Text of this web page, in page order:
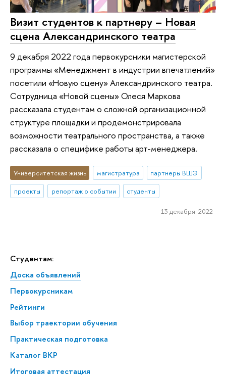
Студентам:
Доска объявлений
Первокурсникам
Рейтинги
Выбор траектории обучения
Практическая подготовка
Каталог ВКР
Итоговая аттестация
Визит студентов к партнеру – Новая
сцена Александринского театра
9 декабря 2022 года первокурсники магистерской
программы «Менеджмент в индустрии впечатлений»
посетили «Новую сцену» Александринского театра.
Сотрудница «Новой сцены» Олеся Маркова
рассказала студентам о сложной организационной
структуре площадки и продемонстрировала
возможности театрального пространства, а также
рассказала о специфике работы арт-менеджера.
Университетская жизнь магистратура
партнеры ВШЭ
проекты
репортаж о событии студенты
13 декабря 2022